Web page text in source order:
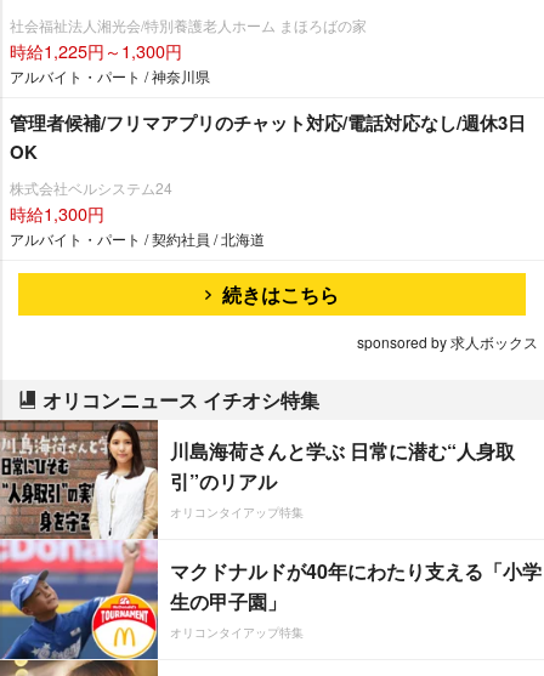
社会福祉法人湘光会/特別養護老人ホーム まほろばの家
時給1,225円～1,300円
アルバイト・パート / 神奈川県
管理者候補/フリマアプリのチャット対応/電話対応なし/週休3日
OK
株式会社ベルシステム24
時給1,300円
アルバイト・パート / 契約社員 / 北海道
続きはこちら
sponsored by 求人ボックス
オリコンニュース イチオシ特集
川島海荷さんと学ぶ 日常に潜む“人身取
引”のリアル
オリコンタイアップ特集
マクドナルドが40年にわたり支える「小学
生の甲子園」
オリコンタイアップ特集